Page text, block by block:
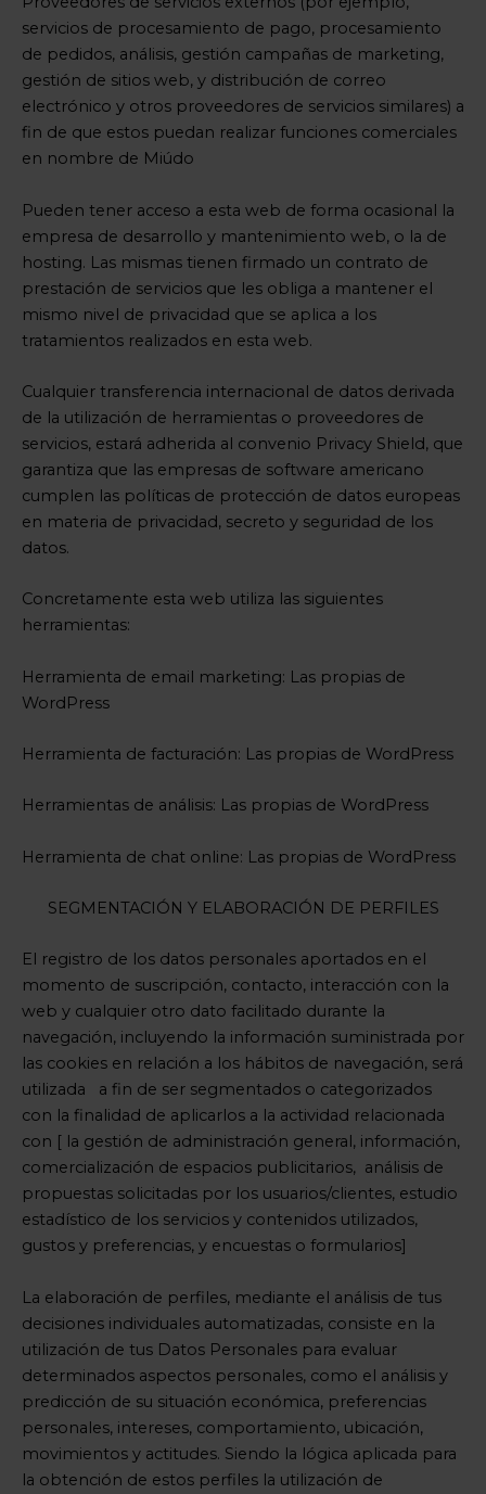
servicios de procesamiento de pago, procesamiento
de pedidos, análisis, gestión campañas de marketing,
gestión de sitios web, y distribución de correo
electrónico y otros proveedores de servicios similares) a
fin de que estos puedan realizar funciones comerciales
en nombre de Miúdo
Pueden tener acceso a esta web de forma ocasional la
empresa de desarrollo y mantenimiento web, o la de
hosting. Las mismas tienen firmado un contrato de
prestación de servicios que les obliga a mantener el
mismo nivel de privacidad que se aplica a los
tratamientos realizados en esta web.
Cualquier transferencia internacional de datos derivada
de la utilización de herramientas o proveedores de
servicios, estará adherida al convenio Privacy Shield, que
garantiza que las empresas de software americano
cumplen las políticas de protección de datos europeas
en materia de privacidad, secreto y seguridad de los
datos.
Concretamente esta web utiliza las siguientes
herramientas:
Herramienta de email marketing: Las propias de
WordPress
Herramienta de facturación: Las propias de WordPress
Herramientas de análisis: Las propias de WordPress
Herramienta de chat online: Las propias de WordPress
SEGMENTACIÓN Y ELABORACIÓN DE PERFILES
El registro de los datos personales aportados en el
momento de suscripción, contacto, interacción con la
web y cualquier otro dato facilitado durante la
navegación, incluyendo la información suministrada por
las cookies en relación a los hábitos de navegación, será
utilizada a fin de ser segmentados o categorizados
con la finalidad de aplicarlos a la actividad relacionada
con [ la gestión de administración general, información,
comercialización de espacios publicitarios, análisis de
propuestas solicitadas por los usuarios/clientes, estudio
estadístico de los servicios y contenidos utilizados,
gustos y preferencias, y encuestas o formularios]
La elaboración de perfiles, mediante el análisis de tus
decisiones individuales automatizadas, consiste en la
utilización de tus Datos Personales para evaluar
determinados aspectos personales, como el análisis y
predicción de su situación económica, preferencias
personales, intereses, comportamiento, ubicación,
movimientos y actitudes. Siendo la lógica aplicada para
la obtención de estos perfiles la utilización de